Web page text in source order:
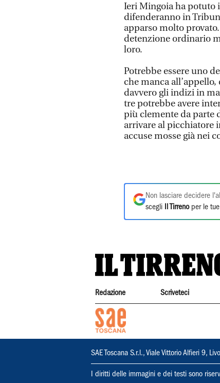
Ieri Mingoia ha potuto
difenderanno in
apparso molto
detenzione ordinario
loro.
Potrebbe essere uno
che manca
davvero gli indizi in
tre potrebbe avere
più clemente da parte
arrivare al picchiatore
accuse mosse già nei
Non lasciare decidere
scegli
Il Tirrenoper le tue
Redazione Scriveteci
SAE Toscana S.r.l., Viale Vittorio Alfieri 9,
I diritti delle immagini e dei testi sono